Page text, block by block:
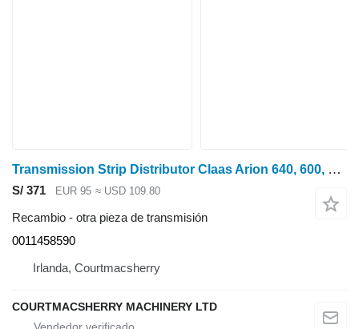
Transmission Strip Distributor Claas Arion 640, 600, 500, Distribuidor de tiras de transmisión 0011458590 para Claas ARION 640 tractor de ruedas
S/ 371 EUR 95 ≈ USD 109.80
Recambio - otra pieza de transmisión
0011458590
Irlanda, Courtmacsherry
COURTMACSHERRY MACHINERY LTD